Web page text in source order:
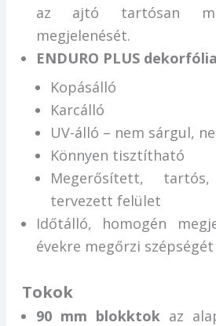
az ajtó tartósan
megjelenését.
ENDURO PLUS
Kopásálló
Karcálló
UV-álló – nem sárgul,
Könnyen tisztítható
Megerősített, tartós,
tervezett felület
Időtálló, homogén
évekre megőrzi szépségét
Tokok
90 mm blokktok az